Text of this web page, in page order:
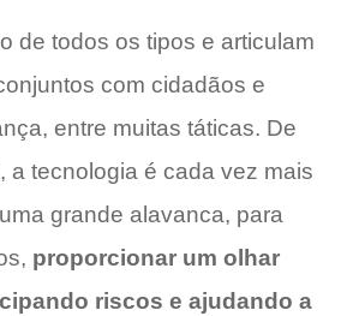
de todos os tipos e articulam
com cidadãos e
entre muitas táticas. De
a tecnologia é cada vez mais
grande alavanca, para
proporcionar um olhar
riscos e ajudando a